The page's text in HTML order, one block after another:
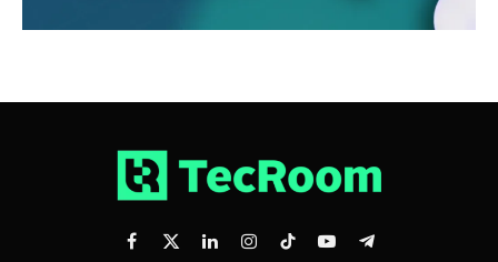
Facebook
X
LinkedInInstagram
TikTokYouTubeTelegram